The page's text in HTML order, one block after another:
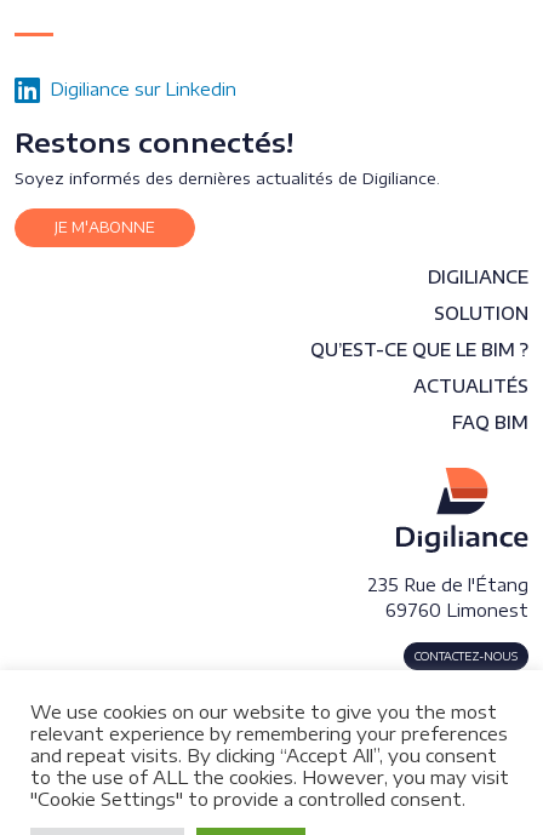
Digiliance sur Linkedin
Restons connectés!
Soyez informés des dernières actualités de Digiliance.
JE M'ABONNE
DIGILIANCE
SOLUTION
QU’EST-CE QUE LE BIM ?
ACTUALITÉS
FAQ BIM
235 Rue de l'Étang
69760 Limonest
CONTACTEZ-NOUS
© 2026 DIGILIANCE Digitalisation du patrimoine immobilier.
We use cookies on our website to give you the most
relevant experience by remembering your preferences
and repeat visits. By clicking “Accept All”, you consent
to the use of ALL the cookies. However, you may visit
"Cookie Settings" to provide a controlled consent.